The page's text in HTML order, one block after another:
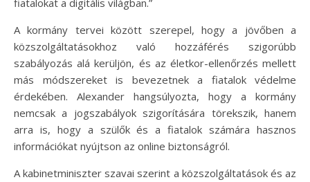
fiatalokat a digitális világban.”
A kormány tervei között szerepel, hogy a jövőben a
közszolgáltatásokhoz való hozzáférés szigorúbb
szabályozás alá kerüljön, és az életkor-ellenőrzés mellett
más módszereket is bevezetnek a fiatalok védelme
érdekében. Alexander hangsúlyozta, hogy a kormány
nemcsak a jogszabályok szigorítására törekszik, hanem
arra is, hogy a szülők és a fiatalok számára hasznos
információkat nyújtson az online biztonságról.
A kabinetminiszter szavai szerint a közszolgáltatások és az